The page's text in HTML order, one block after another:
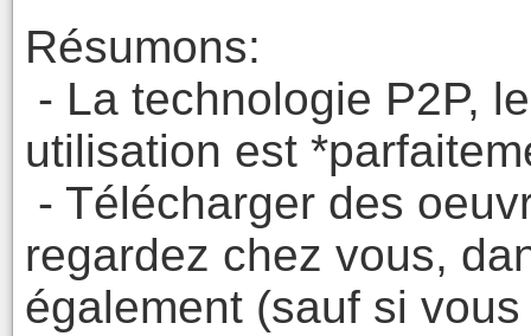
Résumons:
- La technologie P2P,
utilisation est
- Télécharger des
regardez chez vous,
également (sauf si